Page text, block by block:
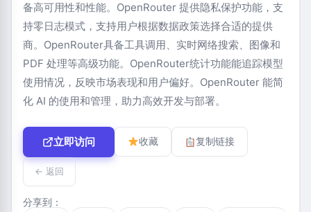
备高可用性和性能。OpenRouter 提供隐私保护功能，支
持零日志模式，支持用户根据数据政策选择合适的提供
商。OpenRouter具备工具调用、实时网络搜索、图像和
PDF 处理等高级功能。OpenRouter统计功能能追踪模型
使用情况，反映市场表现和用户偏好。OpenRouter 能简
化 AI 的使用和管理，助力高效开发与部署。
立即访问 收藏 复制链接
← 返回
分享到：